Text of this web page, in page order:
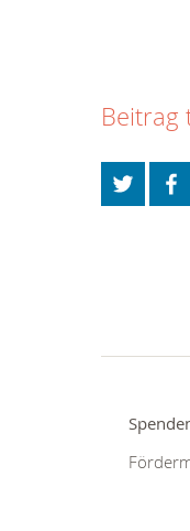
Beitrag